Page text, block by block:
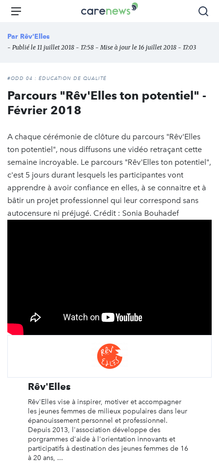
Aller
principal
Carenews,
des
l'engagement
Menu
Par Rêv'Elles
- Publié le 11 juillet 2018 - 17:58 - Mise à jour le 16 juillet 2018 - 17:03
#ODD 04 : ÉDUCATION DE QUALITÉ
Parcours "Rêv'Elles ton potentiel" -
Février 2018
A chaque cérémonie de clôture du parcours "Rêv'Elles
ton potentiel", nous diffusons une vidéo retraçant cette
semaine incroyable. Le parcours "Rêv'Elles ton potentiel",
c'est 5 jours durant lesquels les participantes vont
apprendre à avoir confiance en elles, à se connaitre et à
bâtir un projet professionnel qui leur correspond sans
autocensure ni préjugé. Crédit : Sonia Bouhadef
Rêv'Elles
Rêv'Elles vise à inspirer, motiver et accompagner
les jeunes femmes de milieux populaires dans leur
épanouissement personnel et professionnel.
Depuis 2013, l'association développe des
porgrammes d'aide à l'orientation innovants et
participatifs à destination des jeunes femmes de 16
à 20 ans, ...